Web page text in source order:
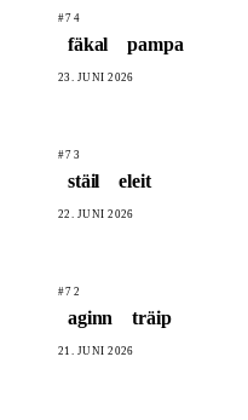
#74
fäkal pampa
23. JUNI 2026
#73
stäil eleit
22. JUNI 2026
#72
aginn träip
21. JUNI 2026